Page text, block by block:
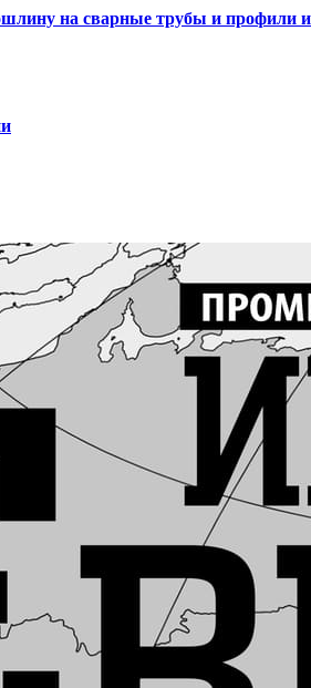
на сварные трубы и профили